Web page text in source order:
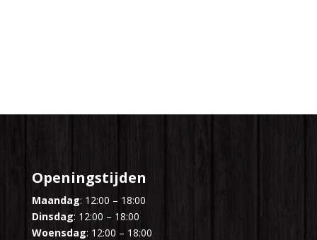
Openingstijden
Maandag: 12:00 – 18:00
Dinsdag: 12:00 – 18:00
Woensdag: 12:00 – 18:00